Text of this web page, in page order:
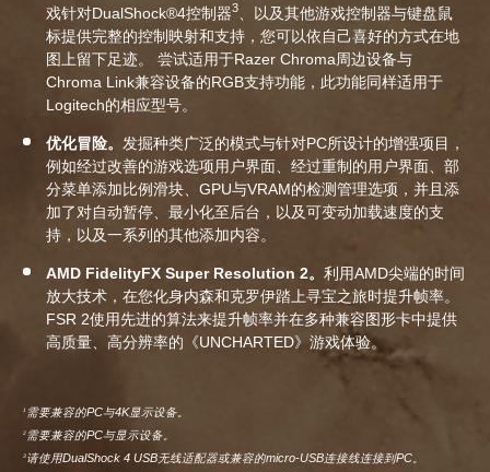
戏针对DualShock®4控制器3
、以及其他游戏控制器与键盘鼠
标提供完整的控制映射和支持，您可以依自己喜好的方式在地
图上留下足迹。 尝试适用于Razer Chroma周边设备与
Chroma Link兼容设备的RGB支持功能，此功能同样适用于
Logitech的相应型号。
优化冒险。 发掘种类广泛的模式与针对PC所设计的增强项目，
例如经过改善的游戏选项用户界面、经过重制的用户界面、部
分菜单添加比例滑块、GPU与VRAM的检测管理选项，并且添
加了对自动暂停、最小化至后台，以及可变动加载速度的支
持，以及一系列的其他添加内容。
AMD FidelityFX Super Resolution 2。 利用AMD尖端的时间
放大技术，在您化身内森和克罗伊踏上寻宝之旅时提升帧率。
FSR 2使用先进的算法来提升帧率并在多种兼容图形卡中提供
高质量、高分辨率的《UNCHARTED》游戏体验。
1 需要兼容的PC与4K显示设备。
2需要兼容的PC与显示设备。
3请使用DualShock 4 USB无线适配器或兼容的micro-USB连接线连接到PC。